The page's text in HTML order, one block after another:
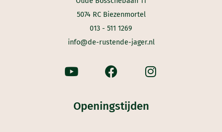
5074 RC Biezenmortel
013 - 511 1269
info@de-rustende-jager.nl
Openingstijden